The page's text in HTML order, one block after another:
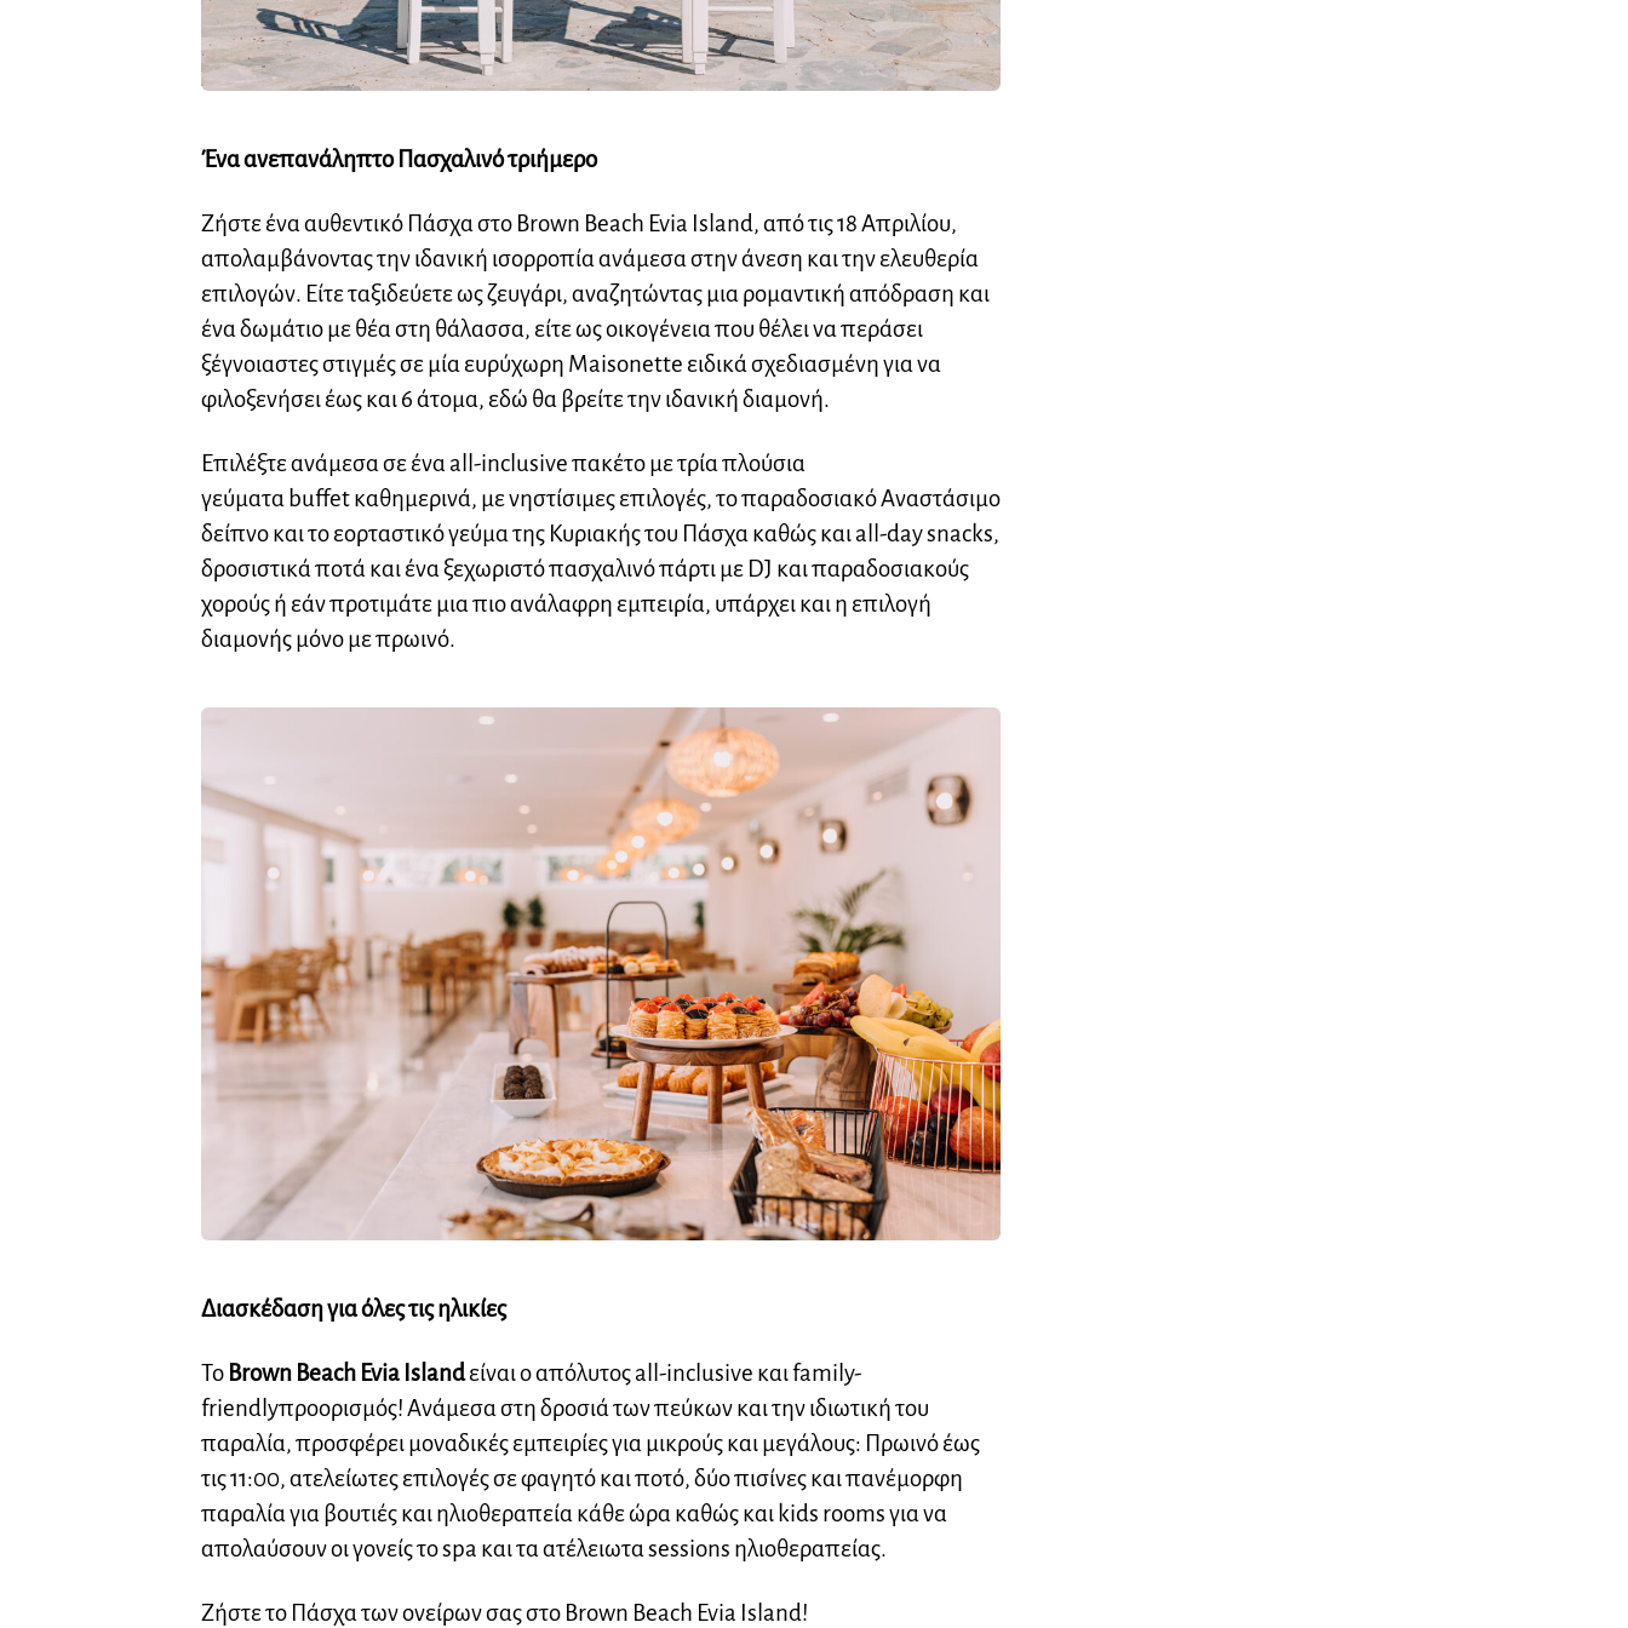
Ένα ανεπανάληπτο Πασχαλινό τριήμερο
Ζήστε ένα αυθεντικό Πάσχα στο Brown Beach Evia Island, από τις 18 Απριλίου,
απολαμβάνοντας την ιδανική ισορροπία ανάμεσα στην άνεση και την ελευθερία
επιλογών. Είτε ταξιδεύετε ως ζευγάρι, αναζητώντας μια ρομαντική απόδραση και
ένα δωμάτιο με θέα στη θάλασσα, είτε ως οικογένεια που θέλει να περάσει
ξέγνοιαστες στιγμές σε μία ευρύχωρη Maisonette ειδικά σχεδιασμένη για να
φιλοξενήσει έως και 6 άτομα, εδώ θα βρείτε την ιδανική διαμονή.
Επιλέξτε ανάμεσα σε ένα all-inclusive πακέτο με τρία πλούσια
γεύματα buffet καθημερινά, με νηστίσιμες επιλογές, το παραδοσιακό Αναστάσιμο
δείπνο και το εορταστικό γεύμα της Κυριακής του Πάσχα καθώς και all-day snacks,
δροσιστικά ποτά και ένα ξεχωριστό πασχαλινό πάρτι με DJ και παραδοσιακούς
χορούς ή εάν προτιμάτε μια πιο ανάλαφρη εμπειρία, υπάρχει και η επιλογή
διαμονής μόνο με πρωινό.
Διασκέδαση για όλες τις ηλικίες
To Brown Beach Evia Islandείναι ο απόλυτος all-inclusive και family-
friendlyπροορισμός! Ανάμεσα στη δροσιά των πεύκων και την ιδιωτική του
παραλία, προσφέρει μοναδικές εμπειρίες για μικρούς και μεγάλους: Πρωινό έως
τις 11:00, ατελείωτες επιλογές σε φαγητό και ποτό, δύο πισίνες και πανέμορφη
παραλία για βουτιές και ηλιοθεραπεία κάθε ώρα καθώς και kids rooms για να
απολαύσουν οι γονείς το spa και τα ατέλειωτα sessions ηλιοθεραπείας.
Ζήστε το Πάσχα των ονείρων σας στο Brown Beach Evia Island!